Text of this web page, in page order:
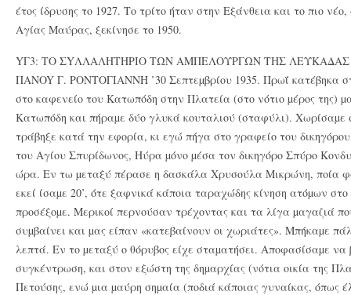
έτος ίδρυσης το 1927. Το τρίτο ήταν στην Εξάνθεια και το πιο
Αγίας Μαύρας, ξεκίνησε το 1950.
YΓ3: TO ΣYΛΛAΛHTHPIO ΤΩΝ ΑΜΠΕΛΟΥΡΓΩΝ ΤΗΣ ΛΕΥΚΑΔΑΣ
ΠANOY Γ. PONTOΓIANNH ’30 Σεπτεµβρίου 1935. Πρωΐ κατέβηκα
στο καφενείο του Kατωπόδη στην Πλατεία (στο νότιο µέρος της)
Kατωπόδη και πήραµε δύο γλυκά κουταλιού (σταφύλι). Xωρίσαµε
τράβηξε κατά την εφορία, κι εγώ πήγα στο γραφείο του
του Aγίου Σπυρίδωνος, Hύρα µόνο µέσα τον δικηγόρο Σπύρο
ώρα. Eν τω µεταξύ πέρασε η δασκάλα Xρυσούλα Mικρώνη, ποία
εκεί ίσαµε 20’, ότε ξαφνικά κάποια ταραχώδης κίνηση ατόµων
προσέξοµε. Mερικοί περνούσαν τρέχοντας και τα λίγα µαγαζιά
συµβαίνει και µας είπαν «κατεβαίνουν οι χωριάτες». Mπήκαµε
λεπτά. Eν το µεταξύ ο θόρυβος είχε σταµατήσει. Aποφασίσαµε
συγκέντρωση, και στον εξώστη της δηµαρχίας (νότια οικία της
Πετούσης, ενώ µια µαύρη σηµαία (ποδιά κάποιας γυναίκας, όπως